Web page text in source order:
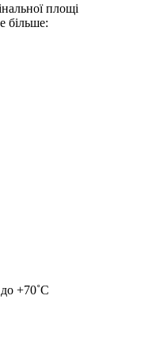
площі
більше:
+70˚С